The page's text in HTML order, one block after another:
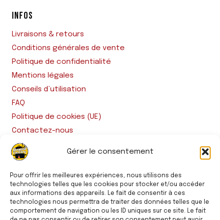
Gérer le consentement
Pour offrir les meilleures expériences, nous utilisons des
technologies telles que les cookies pour stocker et/ou accéder
aux informations des appareils. Le fait de consentir à ces
technologies nous permettra de traiter des données telles que le
comportement de navigation ou les ID uniques sur ce site. Le fait
INFOS
Livraisons & retours
Conditions générales de vente
Politique de confidentialité
Mentions légales
Conseils d’utilisation
FAQ
Politique de cookies (UE)
Contactez-nous
RESTONS CONNECTÉS